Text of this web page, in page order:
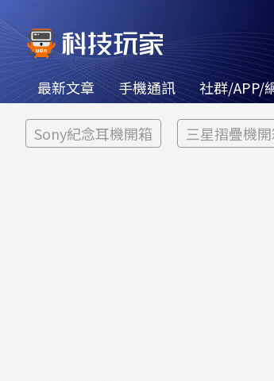
最新文章 手機通訊 社群/APP/
Sony紀念耳機開箱 三星摺疊機